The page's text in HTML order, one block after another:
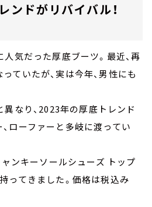
ンドがリバイバル！
気だった厚底ブーツ。最近、再
ていたが、実は今年、男性にも
異なり、2023年の厚底トレンド
ローファーと多岐に渡ってい
ンキーソールシューズ トップ
ってきました。価格は税込み